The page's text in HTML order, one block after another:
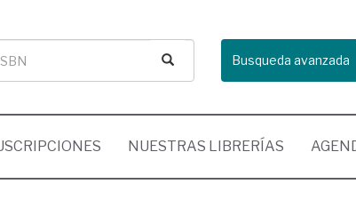
Busqueda avanzada
NUESTRAS LIBRERÍAS